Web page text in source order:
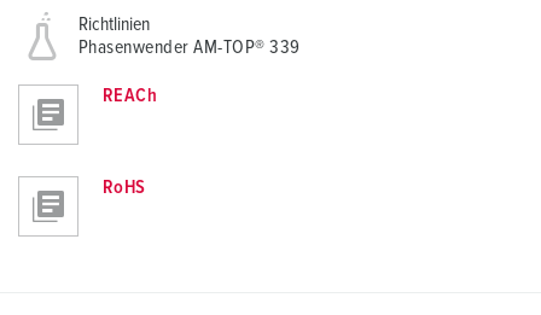
Richtlinien
Phasenwender AM-TOP® 339
REACh
RoHS